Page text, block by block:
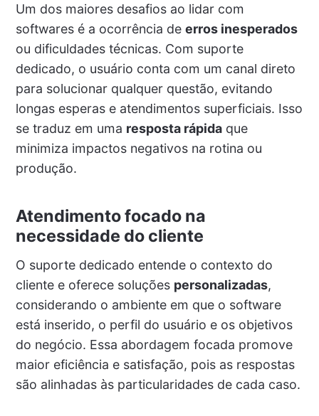
Um dos maiores desafios ao lidar com
softwares é a ocorrência de erros inesperados
ou dificuldades técnicas. Com suporte
dedicado, o usuário conta com um canal direto
para solucionar qualquer questão, evitando
longas esperas e atendimentos superficiais. Isso
se traduz em uma resposta rápidaque
minimiza impactos negativos na rotina ou
produção.
Atendimento focado na
necessidade do cliente
O suporte dedicado entende o contexto do
cliente e oferece soluções personalizadas,
considerando o ambiente em que o software
está inserido, o perfil do usuário e os objetivos
do negócio. Essa abordagem focada promove
maior eficiência e satisfação, pois as respostas
são alinhadas às particularidades de cada caso.